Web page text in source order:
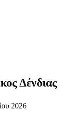
Δένδιας
2026